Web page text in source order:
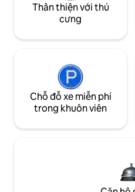
Thân thiện với thú
cưng
Chỗ đỗ xe miễn phí
trong khuôn viên